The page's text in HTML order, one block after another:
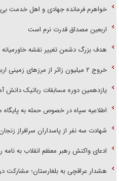
خواهرم فرمانده جهادی و اهل خدمت
اربعین مصداق قدرت نرم است
هدف بزرگ دشمن تغییر نقشه
‌خروج ۲ میلیون زائر از مرز‌های زمینی اربعین/ افزایش بازگشت زائران
یازدهمین دوره مسابقات رباتیک دانش
اطلاعیه سپاه در خصوص حمله به پایگاه
شهادت سه نفر از پاسداران سرافراز زنجان
ادعای واکنش رهبر معظم انقلاب به
هشدار عراقچی به بلغارستان؛ مشارکت